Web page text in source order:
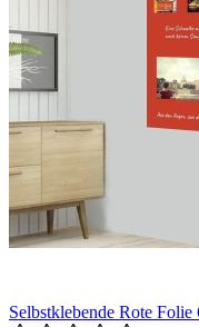
Selbstklebende Rote